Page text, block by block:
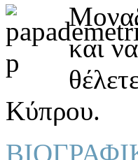
και
Κύπρου.